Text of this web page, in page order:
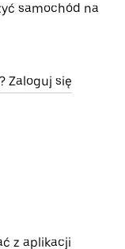
samochód na
Zaloguj się
z aplikacji